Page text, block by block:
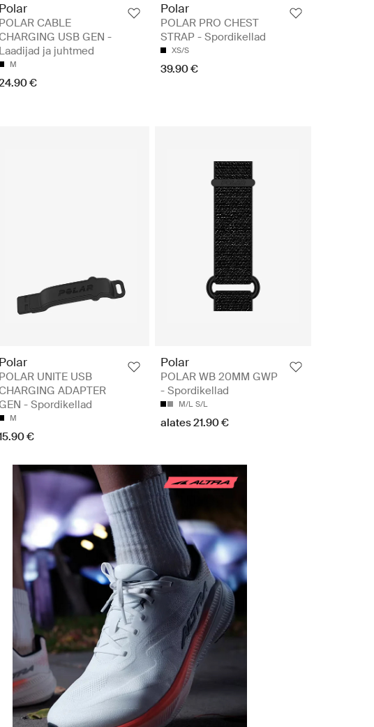
Polar
POLAR CABLE
USB GEN -
Laadijad ja juhtmed
M
€
Polar
POLAR PRO CHEST
STRAP - Spordikellad
XS/S
39.90 €
Polar
POLAR UNITE USB
ADAPTER
- Spordikellad
M
€
Polar
POLAR WB 20MM GWP
- Spordikellad
M/L S/L
alates 21.90 €